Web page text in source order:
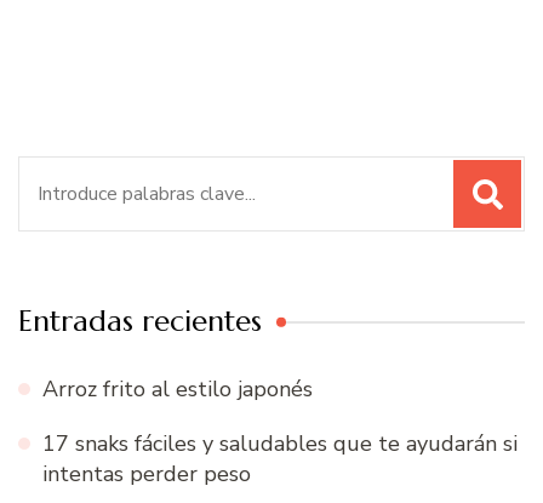
Entradas recientes
Arroz frito al estilo japonés
17 snaks fáciles y saludables que te ayudarán si
intentas perder peso